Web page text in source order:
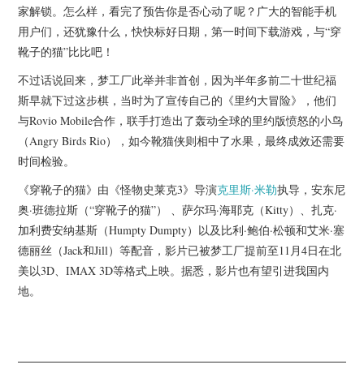
家解锁。怎么样，看完了预告你是否心动了呢？广大的智能手机
用户们，还犹豫什么，快快标好日期，第一时间下载游戏，与“穿
靴子的猫”比比吧！
不过话说回来，梦工厂此举并非首创，因为半年多前二十世纪福
斯早就下过这步棋，当时为了宣传自己的《里约大冒险》，他们
与Rovio Mobile合作，联手打造出了轰动全球的里约版愤怒的小鸟
（Angry Birds Rio），如今靴猫侠则相中了水果，最终成效还需要
时间检验。
《穿靴子的猫》由《怪物史莱克3》导演克里斯·米勒执导，安东尼
奥·班德拉斯（“穿靴子的猫”） 、萨尔玛·海耶克（Kitty）、扎克·
加利费安纳基斯（Humpty Dumpty）以及比利·鲍伯·松顿和艾米·塞
德丽丝（Jack和Jill）等配音，影片已被梦工厂提前至11月4日在北
美以3D、IMAX 3D等格式上映。据悉，影片也有望引进我国内
地。